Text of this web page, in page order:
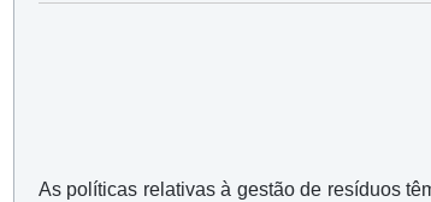
As políticas relativas à gestão de resíduos